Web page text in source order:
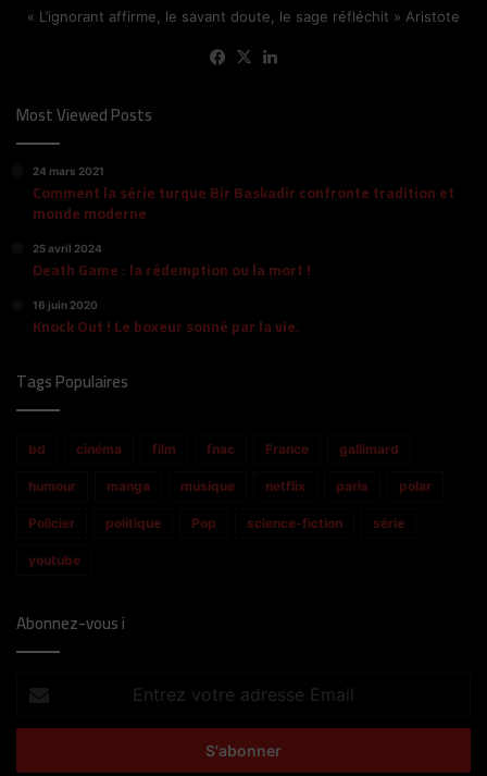
« L’ignorant affirme, le savant doute, le sage réfléchit » Aristote
Facebook
X
Most Viewed Posts
24 mars 2021
Comment la série turque Bir Baskadir confronte tradition et
monde moderne
25 avril 2024
Death Game : la rédemption ou la mort !
16 juin 2020
Knock Out ! Le boxeur sonné par la vie.
Tags Populaires
bd cinéma film fnac France gallimard
humour manga musique netflix paris polar
Policier politique Pop science-fiction série
youtube
Abonnez-vous i
adresse